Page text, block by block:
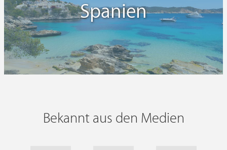
Spanien
Bekannt aus den Medien